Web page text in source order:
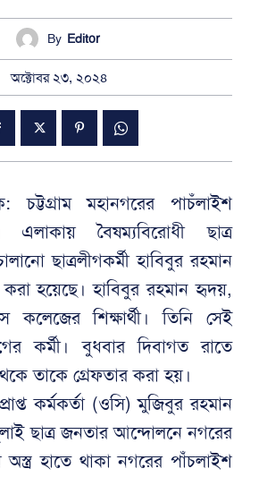
By Editor
অক্টোবর ২৩, ২০২৪
চট্টগ্রাম মহানগরের পাচঁলাইশ
এলাকায় বৈষম্যবিরোধী ছাত্র
ছাত্রলীগকর্মী হাবিবুর রহমান
হয়েছে। হাবিবুর রহমান হৃদয়,
শিক্ষার্থী। তিনি সেই
কর্মী। বুধবার দিবাগত রাতে
তাকে গ্রেফতার করা হয়।
কর্মকর্তা (ওসি) মুজিবুর রহমান
ছাত্র জনতার আন্দোলনে নগরের
হাতে থাকা নগরের পাঁচলাইশ